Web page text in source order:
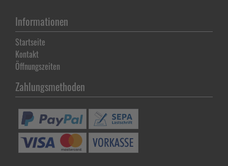
Informationen
Startseite
Kontakt
Öffnungszeiten
Zahlungsmethoden